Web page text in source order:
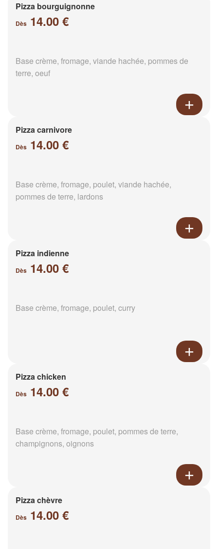
Pizza bourguignonne
Dès 14.00 €
Base crème, fromage, viande hachée, pommes de
terre, oeuf
Pizza carnivore
Dès 14.00 €
Base crème, fromage, poulet, viande hachée,
pommes de terre, lardons
Pizza indienne
Dès 14.00 €
Base crème, fromage, poulet, curry
Pizza chicken
Dès 14.00 €
Base crème, fromage, poulet, pommes de terre,
champignons, oignons
Pizza chèvre
Dès 14.00 €